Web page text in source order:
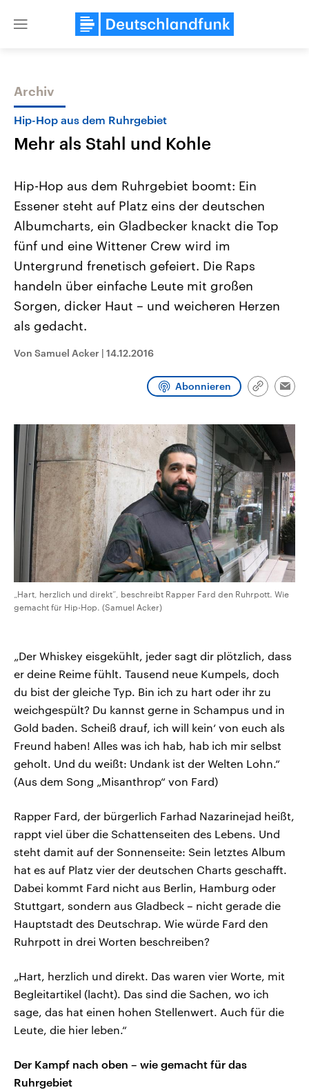
Close
Themen
Landtagswahl Sachsen-Anhalt
2026
Alle Informationen
Sachsen-Anhalt wählt am 6.
September 2026 einen neuen
Bundesland von einer Koalition aus
Umfragen, Prognosen,
und Hintergründe zu den Parteien
und Kandidaten der anstehenden
USA
Aktuelle Beiträge,
Hintergründe
Wirtschaftlich und
gehören die Vereinigten
den mächtigsten Ländern
mit großem Einfluss auf
Sendungen Programm
Archiv
Hip-Hop aus dem Ruhrgebiet
Mehr als Stahl und Kohle
Hip-Hop aus dem Ruhrgebiet boomt: Ein
Essener steht auf Platz eins der deutschen
Albumcharts, ein Gladbecker knackt die Top
fünf und eine Wittener Crew wird im
Untergrund frenetisch gefeiert. Die Raps
handeln über einfache Leute mit großen
Sorgen, dicker Haut – und weicheren Herzen
als gedacht.
Von Samuel Acker | 14.12.2016
Abonnieren
Link
„Hart, herzlich und direkt“, beschreibt Rapper Fard den Ruhrpott. Wie
gemacht für Hip-Hop. (Samuel Acker)
„Der Whiskey eisgekühlt, jeder sagt dir plötzlich, dass
er deine Reime fühlt. Tausend neue Kumpels, doch
du bist der gleiche Typ. Bin ich zu hart oder ihr zu
weichgespült? Du kannst gerne in Schampus und in
Gold baden. Scheiß drauf, ich will kein‘ von euch als
Freund haben! Alles was ich hab, hab ich mir selbst
geholt. Und du weißt: Undank ist der Welten Lohn.“
(Aus dem Song „Misanthrop“ von Fard)
Rapper Fard, der bürgerlich Farhad Nazarinejad heißt,
rappt viel über die Schattenseiten des Lebens. Und
steht damit auf der Sonnenseite: Sein letztes Album
hat es auf Platz vier der deutschen Charts geschafft.
Dabei kommt Fard nicht aus Berlin, Hamburg oder
Stuttgart, sondern aus Gladbeck – nicht gerade die
Hauptstadt des Deutschrap. Wie würde Fard den
Ruhrpott in drei Worten beschreiben?
„Hart, herzlich und direkt. Das waren vier Worte, mit
Begleitartikel (lacht). Das sind die Sachen, wo ich
sage, das hat einen hohen Stellenwert. Auch für die
Leute, die hier leben.“
Der Kampf nach oben – wie gemacht für das
Ruhrgebiet